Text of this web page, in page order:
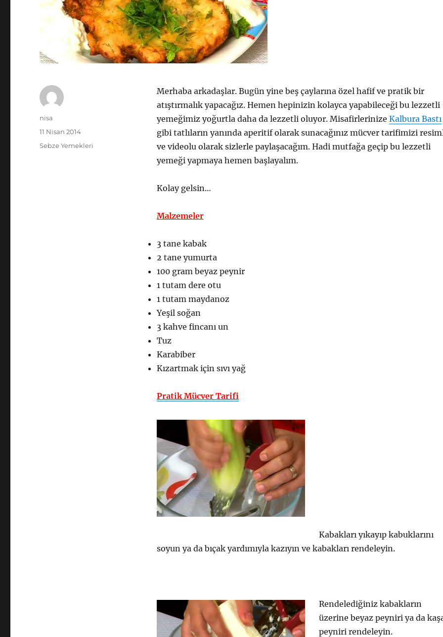
Merhaba arkadaşlar. Bugün yine beş çaylarına özel hafif ve pratik bir
atıştırmalık yapacağız. Hemen hepinizin kolayca yapabileceği bu lezzetli
yemeğimiz yoğurtla daha da lezzetli oluyor. Misafirlerinize Kalbura Bastı
gibi tatlıların yanında aperitif olarak sunacağınız mücver tarifimizi
ve videolu olarak sizlerle paylaşacağım. Hadi mutfağa geçip bu lezzetli
yemeği yapmaya hemen başlayalım.
Kolay gelsin…
Malzemeler
3 tane kabak
2 tane yumurta
100 gram beyaz peynir
1 tutam dere otu
1 tutam maydanoz
Yeşil soğan
3 kahve fincanı un
Tuz
Karabiber
Kızartmak için sıvı yağ
Pratik Mücver Tarifi
Kabakları yıkayıp kabuklarını
soyun ya da bıçak yardımıyla kazıyın ve kabakları rendeleyin.
Rendelediğiniz kabakların
üzerine beyaz peyniri ya da
peyniri rendeleyin.
Yazar
nisa
Yayın
tarihi
11 Nisan 2014
Kategoriler
Sebze Yemekleri